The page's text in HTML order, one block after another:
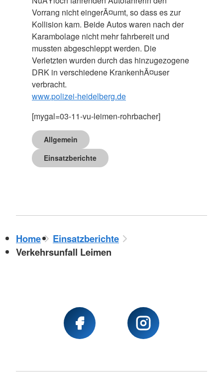
Vorrang nicht eingerÃ¤umt, so dass es zur
Kollision kam. Beide Autos waren nach der
Karambolage nicht mehr fahrbereit und
mussten abgeschleppt werden. Die
Verletzten wurden durch das hinzugezogene
DRK in verschiedene KrankenhÃ¤user
verbracht.
www.polizei-heidelberg.de
[mygal=03-11-vu-leimen-rohrbacher]
Allgemein
Einsatzberichte
Home
Einsatzberichte
Verkehrsunfall Leimen